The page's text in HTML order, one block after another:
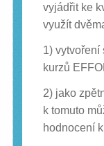
vyjádřit ke
využít
1) vytvoření
kurzů
2) jako
k tomuto
hodnocení